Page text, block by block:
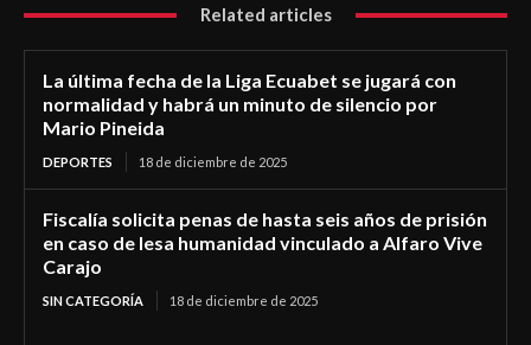
Related articles
La última fecha de la Liga Ecuabet se jugará con
normalidad y habrá un minuto de silencio por
Mario Pineida
DEPORTES 18 de diciembre de 2025
Fiscalía solicita penas de hasta seis años de prisión
en caso de lesa humanidad vinculado a Alfaro Vive
Carajo
SIN CATEGORÍA 18 de diciembre de 2025